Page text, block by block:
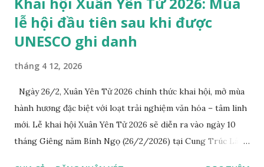
lễ hội đầu tiên sau khi được
UNESCO ghi danh
tháng 4 12, 2026
Ngày 26/2, Xuân Yên Tử 2026 chính thức khai hội, mở mùa
hành hương đặc biệt với loạt trải nghiệm văn hóa – tâm linh
mới. Lễ khai hội Xuân Yên Tử 2026 sẽ diễn ra vào ngày 10
tháng Giêng năm Bính Ngọ (26/2/2026) tại Cung Trúc Lâm,